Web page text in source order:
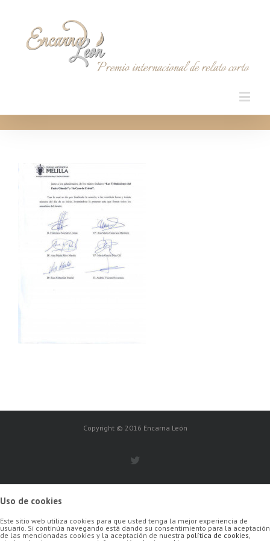
Copyright © 2016 Encarna León
Uso de cookies
Este sitio web utiliza cookies para que usted tenga la mejor experiencia de
usuario. Si continúa navegando está dando su consentimiento para la aceptación
de las mencionadas cookies y la aceptación de nuestra política de cookies